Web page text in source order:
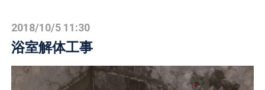
2018/10/5 11:30
浴室解体工事